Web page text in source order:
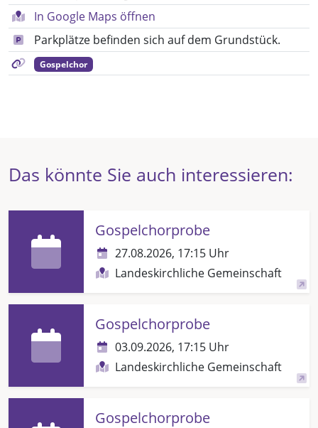
In Google Maps öffnen
Parkplätze befinden sich auf dem Grundstück.
Gospelchor
Das könnte Sie auch interessieren:
Gospelchorprobe
27.08.2026, 17:15 Uhr
Landeskirchliche Gemeinschaft
Gospelchorprobe
03.09.2026, 17:15 Uhr
Landeskirchliche Gemeinschaft
Gospelchorprobe